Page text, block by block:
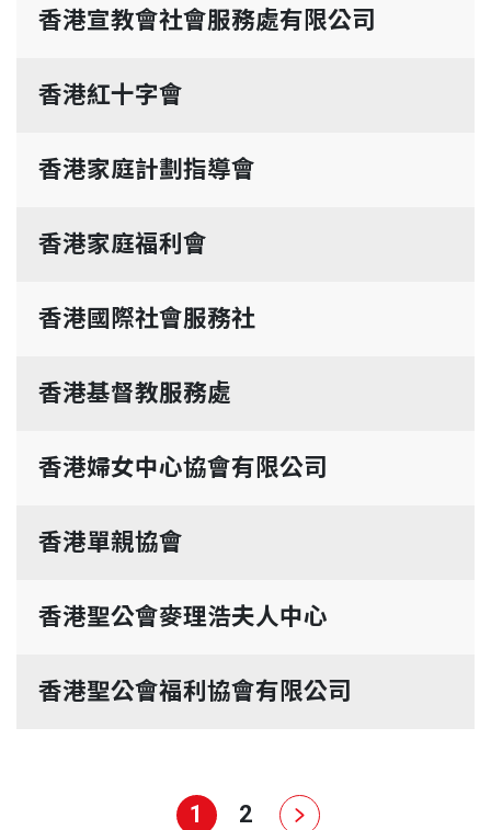
香港宣教會社會服務處有限公司
香港紅十字會
香港家庭計劃指導會
香港家庭福利會
香港國際社會服務社
香港基督教服務處
香港婦女中心協會有限公司
香港單親協會
香港聖公會麥理浩夫人中心
香港聖公會福利協會有限公司
1 2